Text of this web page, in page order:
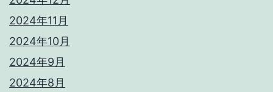
2024年11月
2024年10月
2024年9月
2024年8月